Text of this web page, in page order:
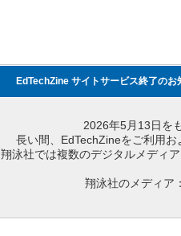
EdTechZine サイトサービス終了のお
2026年5月13日を
長い間、EdTechZineをご利用お
翔泳社では複数のデジタルメディ
翔泳社のメディア：